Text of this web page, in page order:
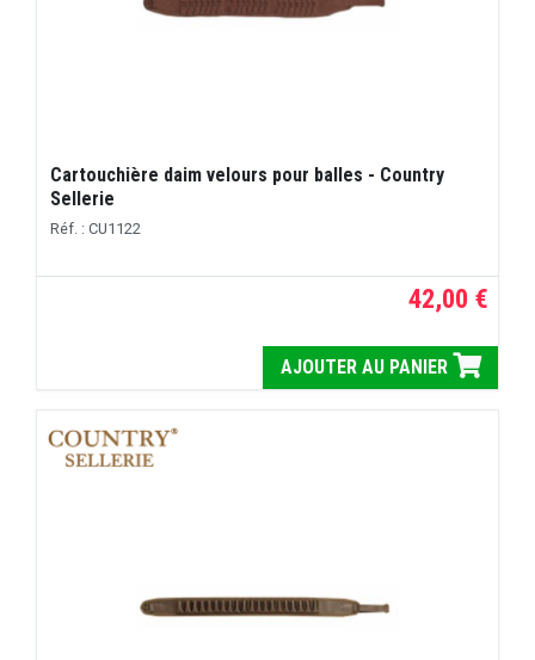
Cartouchière daim velours pour balles - Country
Sellerie
Réf. : CU1122
42,00 €
AJOUTER AU PANIER